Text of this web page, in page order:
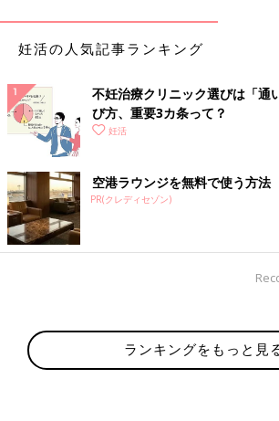
妊活の人気記事ランキング
不妊治療クリニック選びは「通
び方、重要3カ条って？
妊活
空港ラウンジを無料で使う方法
PR(クレディセゾン)
ランキングをもっと見